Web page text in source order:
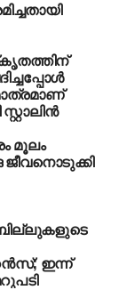
മൂലം
ഇന്ന്